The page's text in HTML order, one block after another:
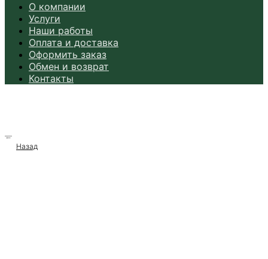
О компании
Услуги
Наши работы
Оплата и доставка
Оформить заказ
Обмен и возврат
Контакты
→
Назад